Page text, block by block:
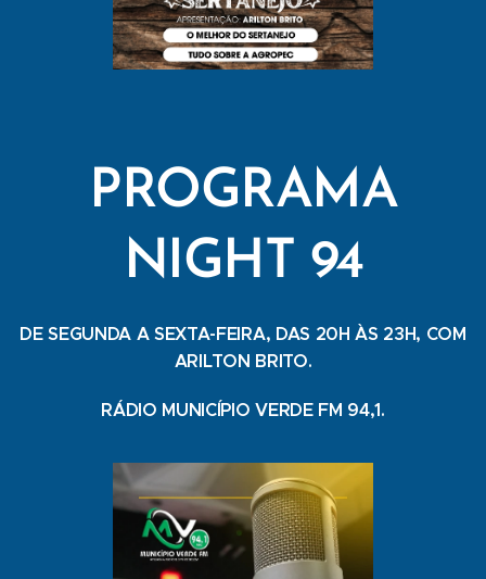
PROGRAMA
NIGHT 94
DE SEGUNDA A SEXTA-FEIRA, DAS 20H ÀS 23H, COM
ARILTON BRITO.
RÁDIO MUNICÍPIO VERDE FM 94,1.